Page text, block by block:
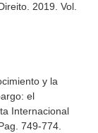
. 2019. Vol.
y la
el
Internacional
749-774.